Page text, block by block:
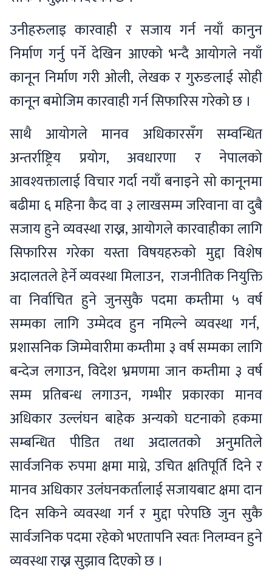
उनीहरुलाइ कारवाही र सजाय गर्न नयाँ कानुन
निर्माण गर्नु पर्ने देखिन आएको भन्दै आयोगले नयाँ
कानून निर्माण गरी ओली, लेखक र गुरुङलाई सोही
कानून बमोजिम कारवाही गर्न सिफारिस गरेको छ ।
साथै आयोगले मानव अधिकारसँग सम्वन्धित
अन्तर्राष्ट्रिय प्रयोग, अवधारणा र नेपालको
आवश्यक्तालाई विचार गर्दा नयाँ बनाइने सो कानूनमा
बढीमा ६ महिना कैद वा ३ लाखसम्म जरिवाना वा दुबै
सजाय हुने व्यवस्था राख्न, आयोगले कारवाहीका लागि
सिफारिस गरेका यस्ता विषयहरुको मुद्दा विशेष
अदालतले हेर्ने व्यवस्था मिलाउन, राजनीतिक नियुक्ति
वा निर्वाचित हुने जुनसुकै पदमा कम्तीमा ५ वर्ष
सम्मका लागि उम्मेदव हुन नमिल्ने व्यवस्था गर्न,
प्रशासनिक जिम्मेवारीमा कम्तीमा ३ वर्ष सम्मका लागि
बन्देज लगाउन, विदेश भ्रमणमा जान कम्तीमा ३ वर्ष
सम्म प्रतिबन्ध लगाउन, गम्भीर प्रकारका मानव
अधिकार उल्लंघन बाहेक अन्यको घटनाको हकमा
सम्बन्धित पीडित तथा अदालतको अनुमतिले
सार्वजनिक रुपमा क्षमा माग्ने, उचित क्षतिपूर्ति दिने र
मानव अधिकार उलंघनकर्तालाई सजायबाट क्षमा दान
दिन सकिने व्यवस्था गर्न र मुद्दा परेपछि जुन सुकै
सार्वजनिक पदमा रहेको भएतापनि स्वतः निलम्वन हुने
व्यवस्था राख्न सुझाव दिएको छ ।